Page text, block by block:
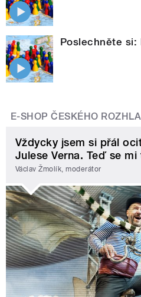
Poslechněte si:
E-SHOP ČESKÉHO
Vždycky jsem si přál
Julese Verna. Teď se
Václav Žmolík, moderátor